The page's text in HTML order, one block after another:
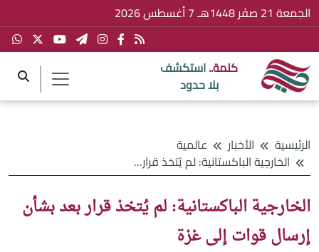
الجمعة 21 صفَر 1448هـ 7 أغسطس 2026
كلمة..استكشف
بلا حدود
الرئيسية الأخبار
عالمية
الخارجية الباكستانية: لم يُتخذ قرار بعد بشأن إرسال قوات إلى غزة
الخارجية الباكستانية: لم يُتخذ قرار بعد بشأن
إرسال قوات إلى غزة